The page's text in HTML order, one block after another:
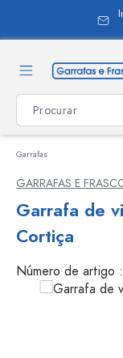
Garrafas
GARRAFAS E
Garrafa de
Cortiça
Número de artigo :